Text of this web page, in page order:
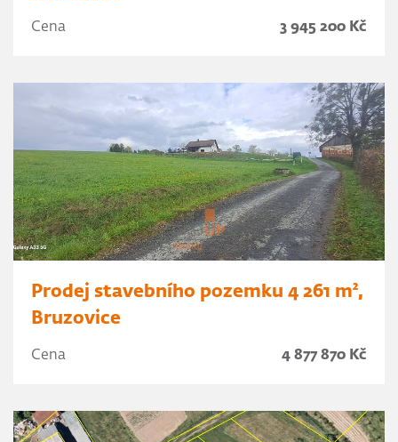
Cena 3 945 200 Kč
Prodej stavebního pozemku 4 261 m²,
Bruzovice
Cena 4 877 870 Kč